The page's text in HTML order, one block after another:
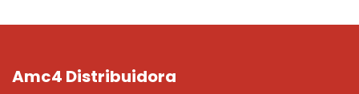
Amc4 Distribuidora